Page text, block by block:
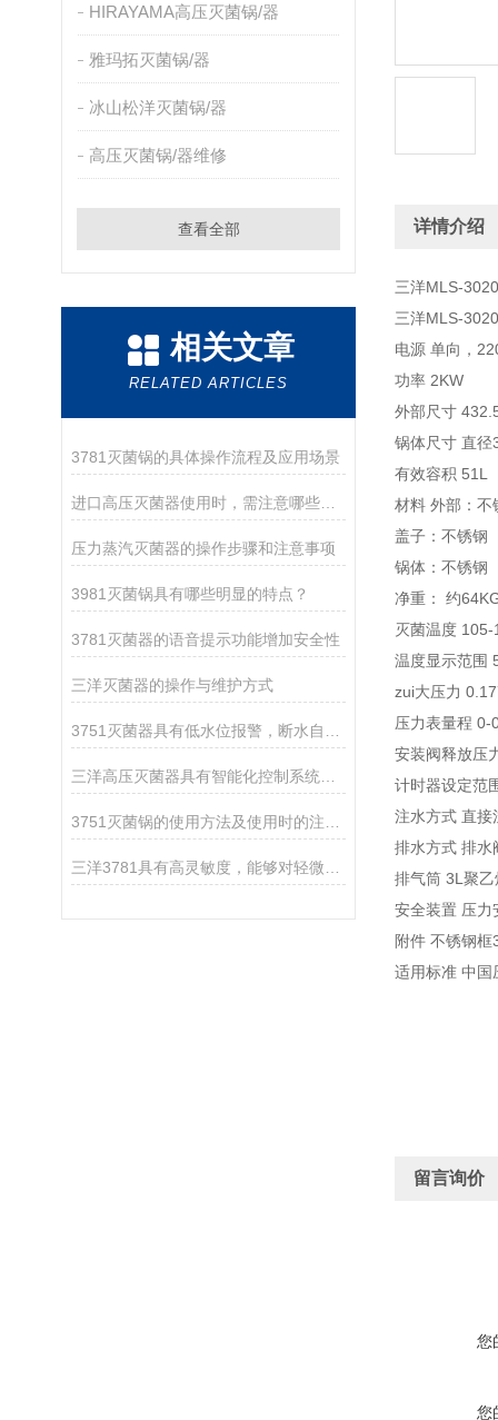
HIRAYAMA高压灭菌锅/器
雅玛拓灭菌锅/器
冰山松洋灭菌锅/器
高压灭菌锅/器维修
查看全部
相关文章
RELATED ARTICLES
3781灭菌锅的具体操作流程及应用场景
进口高压灭菌器使用时，需注意哪些事项？
压力蒸汽灭菌器的操作步骤和注意事项
3981灭菌锅具有哪些明显的特点？
3781灭菌器的语音提示功能增加安全性
三洋灭菌器的操作与维护方式
详情介绍
三洋MLS-
三洋MLS-
电源 单向，
功率 2KW
外部尺寸
锅体尺寸 直
有效容积 51L
材料 外部：不
盖子：不锈钢
锅体：不锈钢
净重： 约
灭菌温度
温度显示范围
zui大压力
压力表量程 0-
安装阀释放压
计时器设定范
注水方式 直接
排水方式 排水
排气筒 3L聚乙
安全装置 压力
附件 不锈钢
适用标准 中国
留言询价
您
您